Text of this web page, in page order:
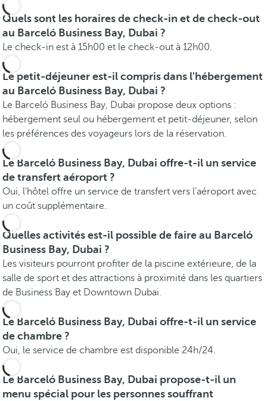
Quels sont les horaires de check-in et de check-out
au Barceló Business Bay, Dubai ?
Le check-in est à 15h00 et le check-out à 12h00.
Le petit-déjeuner est-il compris dans l'hébergement
au Barceló Business Bay, Dubai ?
Le Barceló Business Bay, Dubai propose deux options :
hébergement seul ou hébergement et petit-déjeuner, selon
les préférences des voyageurs lors de la réservation.
Le Barceló Business Bay, Dubai offre-t-il un service
de transfert aéroport ?
Oui, l'hôtel offre un service de transfert vers l’aéroport avec
un coût supplémentaire.
Quelles activités est-il possible de faire au Barceló
Business Bay, Dubai ?
Les visiteurs pourront profiter de la piscine extérieure, de la
salle de sport et des attractions à proximité dans les quartiers
de Business Bay et Downtown Dubai.
Le Barceló Business Bay, Dubai offre-t-il un service
de chambre ?
Oui, le service de chambre est disponible 24h/24.
Le Barceló Business Bay, Dubai propose-t-il un
menu spécial pour les personnes souffrant